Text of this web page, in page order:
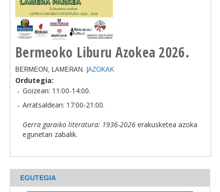
Bermeoko Liburu Azokea 2026.
BERMEON, LAMERAN. | AZOKAK
Ordutegia:
Goizean: 11:00-14:00.
Arratsaldean: 17:00-21:00.
Gerra garaiko literatura: 1936-2026 erakusketea azoka
egunetan zabalik.
EGUTEGIA